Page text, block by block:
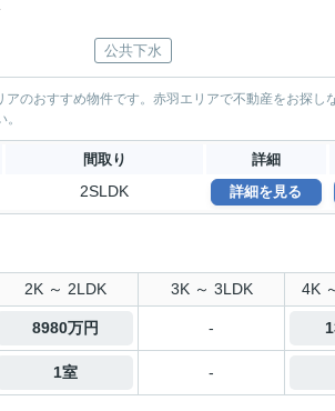
公共下水
のおすすめ物件です。赤羽エリアで不動産をお探し
間取り 詳細
2SLDK 詳細を見る
2K ～ 2LDK 3K ～ 3LDK 4K
8980万円 -
1室 -